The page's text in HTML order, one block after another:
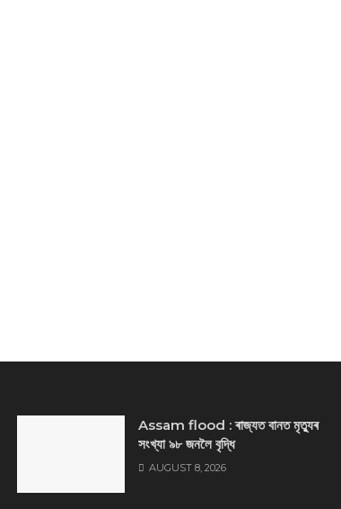
Assam flood : ৰাজ্যত বানত মৃত্যুৰ
সংখ্যা ৯৮ জনলৈ বৃদ্ধি
AUGUST 8, 2026